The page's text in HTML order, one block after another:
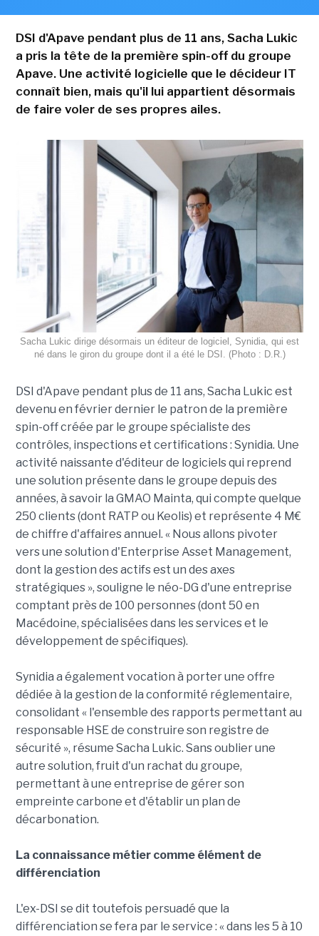
DSI d'Apave pendant plus de 11 ans, Sacha Lukic
a pris la tête de la première spin-off du groupe
Apave. Une activité logicielle que le décideur IT
connaît bien, mais qu'il lui appartient désormais
de faire voler de ses propres ailes.
Sacha Lukic dirige désormais un éditeur de logiciel, Synidia, qui est
né dans le giron du groupe dont il a été le DSI. (Photo : D.R.)
DSI d'Apave pendant plus de 11 ans, Sacha Lukic est
devenu en février dernier le patron de la première
spin-off créée par le groupe spécialiste des
contrôles, inspections et certifications : Synidia. Une
activité naissante d'éditeur de logiciels qui reprend
une solution présente dans le groupe depuis des
années, à savoir la GMAO Mainta, qui compte quelque
250 clients (dont RATP ou Keolis) et représente 4 M€
de chiffre d'affaires annuel. « Nous allons pivoter
vers une solution d'Enterprise Asset Management,
dont la gestion des actifs est un des axes
stratégiques », souligne le néo-DG d'une entreprise
comptant près de 100 personnes (dont 50 en
Macédoine, spécialisées dans les services et le
développement de spécifiques).
Synidia a également vocation à porter une offre
dédiée à la gestion de la conformité réglementaire,
consolidant « l'ensemble des rapports permettant au
responsable HSE de construire son registre de
sécurité », résume Sacha Lukic. Sans oublier une
autre solution, fruit d'un rachat du groupe,
permettant à une entreprise de gérer son
empreinte carbone et d'établir un plan de
décarbonation.
La connaissance métier comme élément de
différenciation
L'ex-DSI se dit toutefois persuadé que la
différenciation se fera par le service : « dans les 5 à 10